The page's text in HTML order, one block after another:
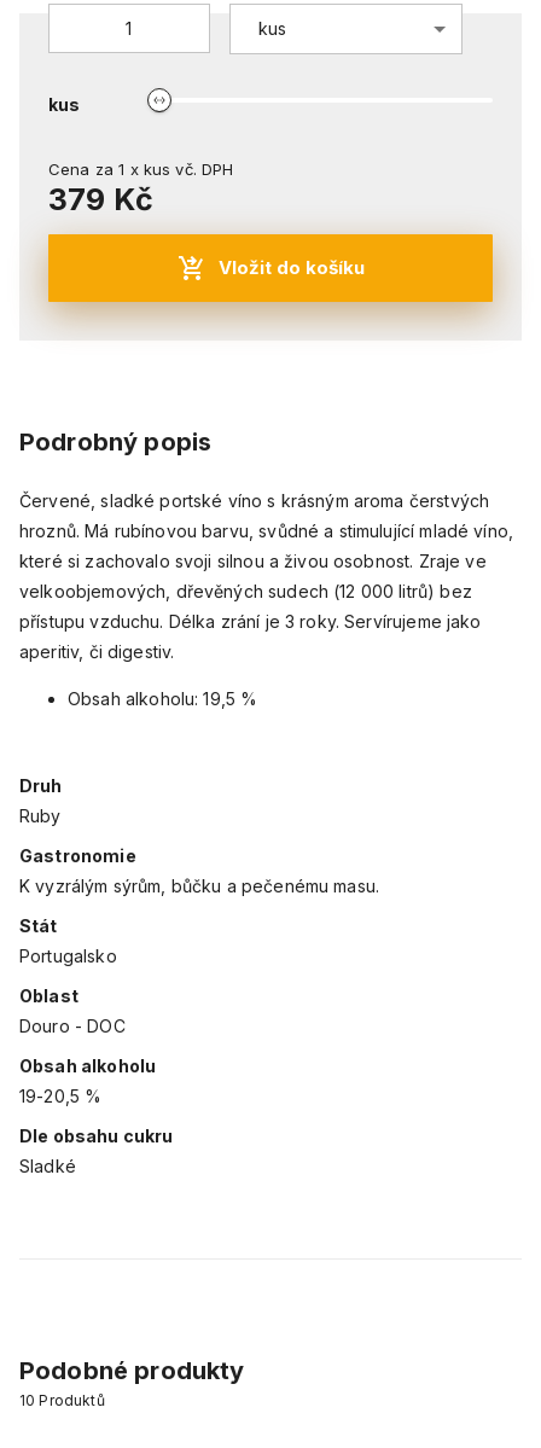
kus
kus
Cena za1 x kus vč. DPH
379 Kč
Vložit do košíku
Podrobný popis
Červené, sladké portské víno s krásným aroma čerstvých
hroznů. Má rubínovou barvu, svůdné a stimulující mladé víno,
které si zachovalo svoji silnou a živou osobnost. Zraje ve
velkoobjemových, dřevěných sudech (12 000 litrů) bez
přístupu vzduchu. Délka zrání je 3 roky. Servírujeme jako
aperitiv, či digestiv.
Obsah alkoholu: 19,5 %
Druh
Ruby
Gastronomie
K vyzrálým sýrům, bůčku a pečenému masu.
Stát
Portugalsko
Oblast
Douro - DOC
Obsah alkoholu
19-20,5 %
Dle obsahu cukru
Sladké
Podobné produkty
10 Produktů